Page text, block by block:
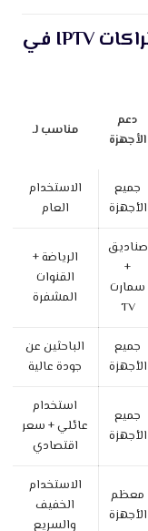
جدول مقارنة بين أفضل 7 اشتراكات IPTV في
دعم
الأجهزة
مناسب لـ
جميع
الأجهزة
الاستخدام
العام
صناديق
+
سمارت
TV
الرياضة +
القنوات
المشفرة
جميع
الأجهزة
الباحثين عن
جودة عالية
جميع
الأجهزة
استخدام
عائلي + سعر
اقتصادي
معظم
الأجهزة
الاستخدام
الخفيف
والسريع